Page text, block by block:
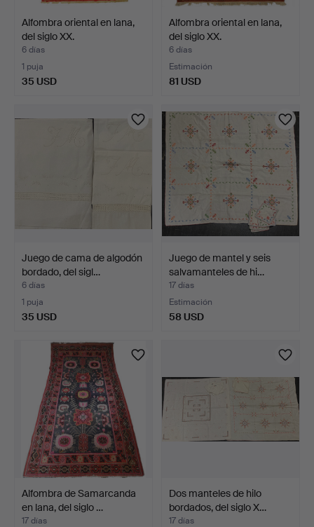
Alfombra oriental en lana,
del siglo XX.
6 días
1 puja
35 USD
Alfombra oriental en lana,
del siglo XX.
6 días
Estimación
81 USD
Juego de cama de algodón
bordado, del sigl…
6 días
1 puja
35 USD
Juego de mantel y seis
salvamanteles de hi…
17 días
Estimación
58 USD
Alfombra de Samarcanda
en lana, del siglo …
17 días
Dos manteles de hilo
bordados, del siglo X…
17 días